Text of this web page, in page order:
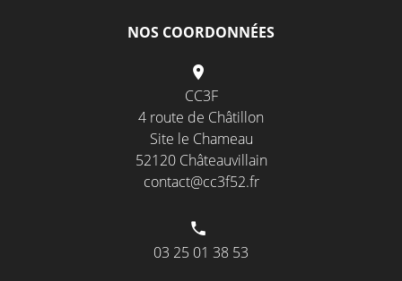
NOS COORDONNÉES
CC3F
4 route de Châtillon
Site le Chameau
52120 Châteauvillain
contact@cc3f52.fr
03 25 01 38 53